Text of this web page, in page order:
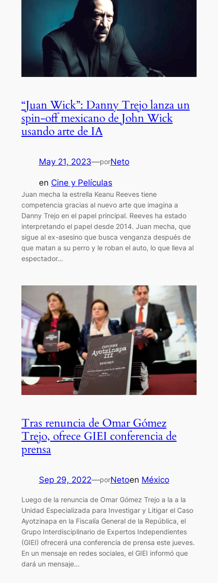
“Juan Wick”: Danny Trejo lanza un
spin-off mexicano de John Wick
usando arte de IA
May 21, 2023—porNeto
en Cine y Películas
Juan mecha la estrella Keanu Reeves tiene
competencia gracias al nuevo arte que imagina a
Danny Trejo en el papel principal. Reeves ha estado
interpretando el papel desde 2014. Juan mecha, que
sigue al ex-asesino que busca venganza después de
que matan a su perro y le roban el auto, lo que lleva al
espectador…
Tras renuncia de Omar Gómez
Trejo, ofrece GIEI conferencia de
prensa
Sep 29, 2022—porNetoen México
Luego de la renuncia de Omar Gómez Trejo a la a la
Unidad Especializada para Investigar y Litigar el Caso
Ayotzinapa en la Fiscalía General de la República, el
Grupo Interdisciplinario de Expertos Independientes
(GIEI) ofrecerá una conferencia de prensa este jueves.
En un mensaje en redes sociales, el GIEI informó que
dará un mensaje…